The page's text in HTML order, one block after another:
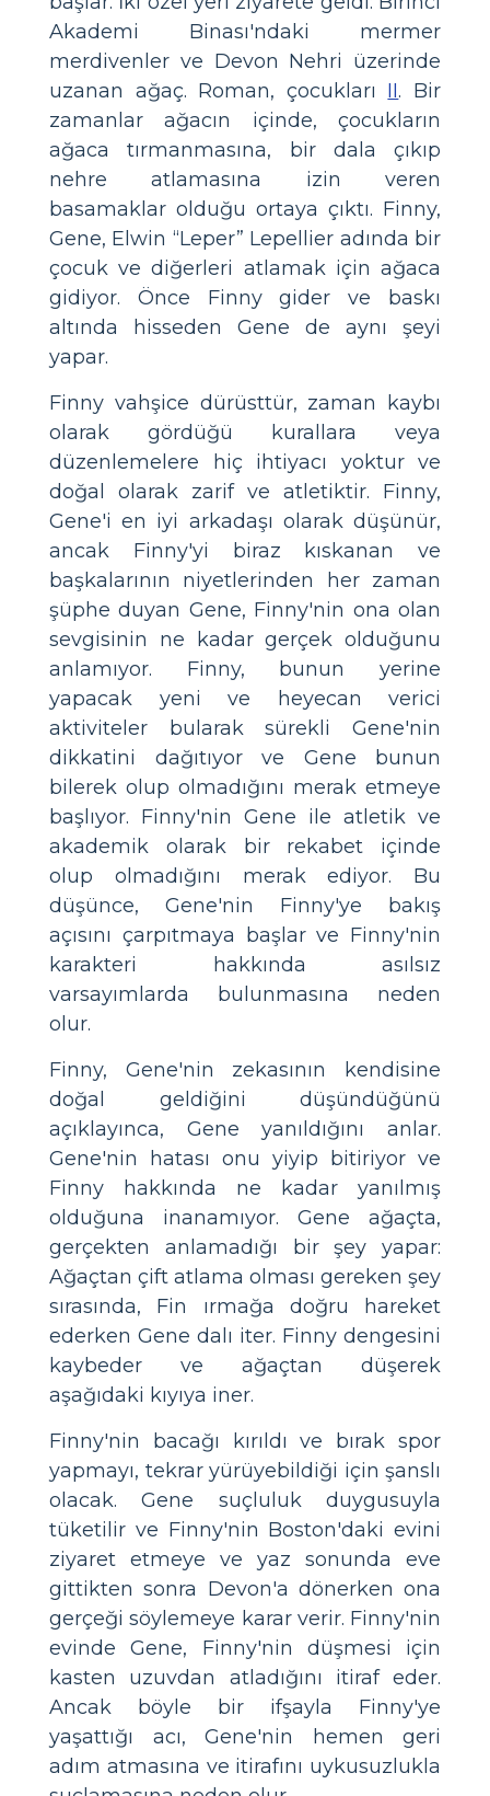
Akademi Binası'ndaki mermer
merdivenler ve Devon Nehri üzerinde
uzanan ağaç. Roman, çocukları II. Bir
zamanlar ağacın içinde, çocukların
ağaca tırmanmasına, bir dala çıkıp
nehre atlamasına izin veren
basamaklar olduğu ortaya çıktı. Finny,
Gene, Elwin “Leper” Lepellier adında bir
çocuk ve diğerleri atlamak için ağaca
gidiyor. Önce Finny gider ve baskı
altında hisseden Gene de aynı şeyi
yapar.
Finny vahşice dürüsttür, zaman kaybı
olarak gördüğü kurallara veya
düzenlemelere hiç ihtiyacı yoktur ve
doğal olarak zarif ve atletiktir. Finny,
Gene'i en iyi arkadaşı olarak düşünür,
ancak Finny'yi biraz kıskanan ve
başkalarının niyetlerinden her zaman
şüphe duyan Gene, Finny'nin ona olan
sevgisinin ne kadar gerçek olduğunu
anlamıyor. Finny, bunun yerine
yapacak yeni ve heyecan verici
aktiviteler bularak sürekli Gene'nin
dikkatini dağıtıyor ve Gene bunun
bilerek olup olmadığını merak etmeye
başlıyor. Finny'nin Gene ile atletik ve
akademik olarak bir rekabet içinde
olup olmadığını merak ediyor. Bu
düşünce, Gene'nin Finny'ye bakış
açısını çarpıtmaya başlar ve Finny'nin
karakteri hakkında asılsız
varsayımlarda bulunmasına neden
olur.
Finny, Gene'nin zekasının kendisine
doğal geldiğini düşündüğünü
açıklayınca, Gene yanıldığını anlar.
Gene'nin hatası onu yiyip bitiriyor ve
Finny hakkında ne kadar yanılmış
olduğuna inanamıyor. Gene ağaçta,
gerçekten anlamadığı bir şey yapar:
Ağaçtan çift atlama olması gereken şey
sırasında, Fin ırmağa doğru hareket
ederken Gene dalı iter. Finny dengesini
kaybeder ve ağaçtan düşerek
aşağıdaki kıyıya iner.
Finny'nin bacağı kırıldı ve bırak spor
yapmayı, tekrar yürüyebildiği için şanslı
olacak. Gene suçluluk duygusuyla
tüketilir ve Finny'nin Boston'daki evini
ziyaret etmeye ve yaz sonunda eve
gittikten sonra Devon'a dönerken ona
gerçeği söylemeye karar verir. Finny'nin
evinde Gene, Finny'nin düşmesi için
kasten uzuvdan atladığını itiraf eder.
Ancak böyle bir ifşayla Finny'ye
yaşattığı acı, Gene'nin hemen geri
adım atmasına ve itirafını uykusuzlukla